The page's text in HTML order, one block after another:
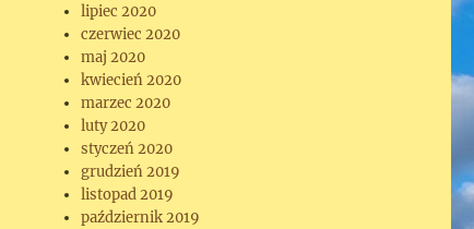
lipiec 2020
czerwiec 2020
maj 2020
kwiecień 2020
marzec 2020
luty 2020
styczeń 2020
grudzień 2019
listopad 2019
październik 2019